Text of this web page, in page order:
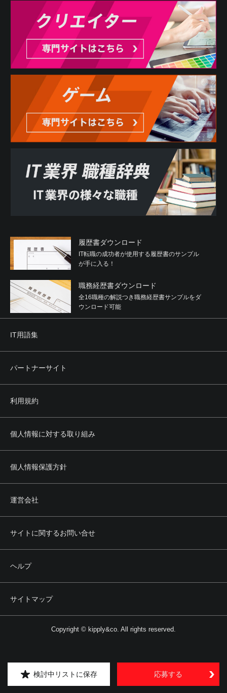
検討中リストに保存 応募する
履歴書ダウンロード
IT転職の成功者が使用する履歴書のサンプル
が手に入る！
職務経歴書ダウンロード
全16職種の解説つき職務経歴書サンプルをダ
ウンロード可能
IT用語集
パートナーサイト
利用規約
個人情報に対する取り組み
個人情報保護方針
運営会社
サイトに関するお問い合せ
ヘルプ
サイトマップ
Copyright © kipply&co. All rights reserved.